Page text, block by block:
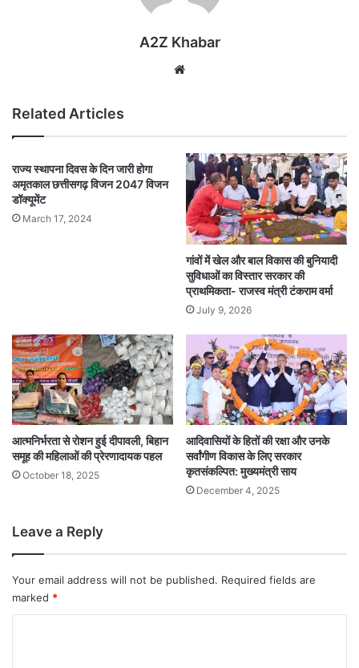
A2Z Khabar
Related Articles
राज्य स्थापना दिवस के दिन जारी होगा
अमृतकाल छत्तीसगढ़ विजन 2047 विजन
डॉक्यूमेंट
March 17, 2024
गांवों में खेल और बाल विकास की बुनियादी
सुविधाओं का विस्तार सरकार की
प्राथमिकता- राजस्व मंत्री टंकराम वर्मा
July 9, 2026
आत्मनिर्भरता से रोशन हुई दीपावली, बिहान
समूह की महिलाओं की प्रेरणादायक पहल
October 18, 2025
आदिवासियों के हितों की रक्षा और उनके
सर्वांगीण विकास के लिए सरकार
कृतसंकल्पित: मुख्यमंत्री साय
December 4, 2025
Leave a Reply
Your email address will not be published. Required fields are
marked *